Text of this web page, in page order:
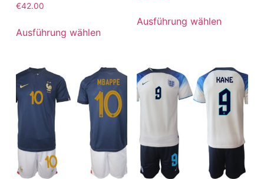
€42.00
Ausführung wählen
Ausführung wählen